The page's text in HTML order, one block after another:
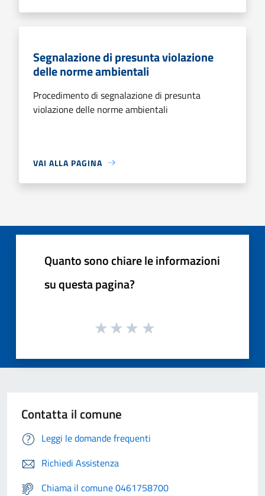
Segnalazione di presunta violazione
delle norme ambientali
Procedimento di segnalazione di presunta
violazione delle norme ambientali
VAI ALLA PAGINA
Quanto sono chiare le informazioni
su questa pagina?
Contatta il comune
Leggi le domande frequenti
Richiedi Assistenza
Chiama il comune 0461758700